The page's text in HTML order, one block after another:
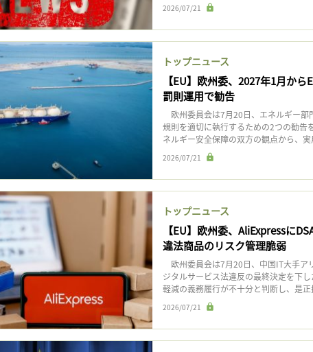
2026/07/21
トップニュース
【EU】欧州委、2027年1月か
罰則運用で勧告
欧州委員会は7月20日、エネルギー部
規則を適切に執行するための2つの勧告
ネルギー安全保障の双方の観点から、
2026/07/21
トップニュース
【EU】欧州委、AliExpressに
違法商品のリスク管理脆弱
欧州委員会は7月20日、中国IT大手ア
ジタルサービス法違反の最終決定を下
軽減の義務履行が不十分と判断し、是
2026/07/21